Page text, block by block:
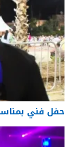
حفل فني